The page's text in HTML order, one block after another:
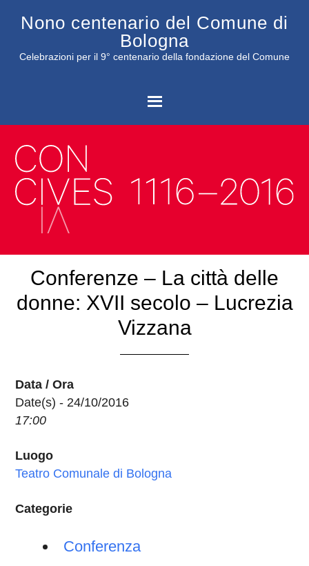
Nono centenario del Comune di
Bologna
Celebrazioni per il 9° centenario della fondazione del Comune
Conferenze – La città delle
donne: XVII secolo – Lucrezia
Vizzana
Data / Ora
Date(s) - 24/10/2016
17:00
Luogo
Teatro Comunale di Bologna
Categorie
Conferenza